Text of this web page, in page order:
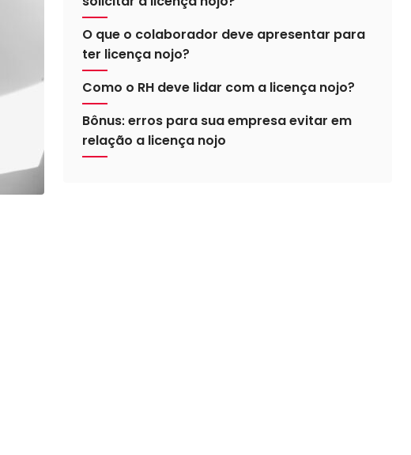
O que o colaborador deve apresentar para
ter licença nojo?
Como o RH deve lidar com a licença nojo?
Bônus: erros para sua empresa evitar em
relação a licença nojo